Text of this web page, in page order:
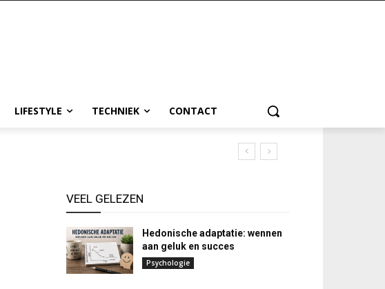
LIFESTYLE TECHNIEK CONTACT
VEEL GELEZEN
Hedonische adaptatie: wennen
aan geluk en succes
Psychologie